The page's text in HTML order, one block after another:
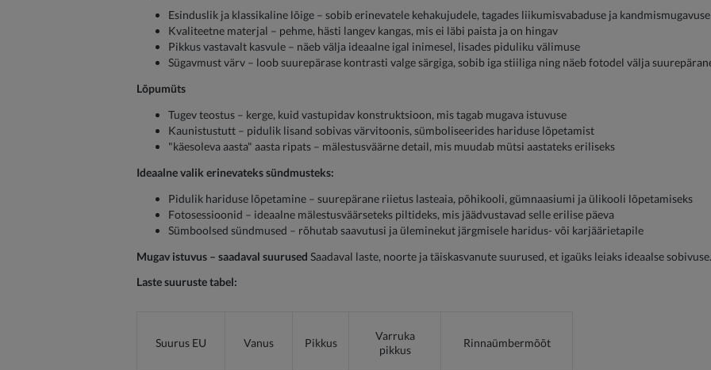
Esinduslik ja klassikaline lõige – sobib erinevatele kehakujudele, tagades liikumisvabaduse ja kandmismugavuse
Kvaliteetne materjal – pehme, hästi langev kangas, mis ei läbi paista ja on hingav
Pikkus vastavalt kasvule – näeb välja ideaalne igal inimesel, lisades piduliku välimuse
Sügavmust värv – loob suurepärase kontrasti valge särgiga, sobib iga stiiliga ning näeb fotodel välja
Lõpumüts
Tugev teostus – kerge, kuid vastupidav konstruktsioon, mis tagab mugava istuvuse
Kaunistustutt – pidulik lisand sobivas värvitoonis, sümboliseerides hariduse lõpetamist
"käesoleva aasta" aasta ripats – mälestusväärne detail, mis muudab mütsi aastateks eriliseks
Ideaalne valik erinevateks sündmusteks:
Pidulik hariduse lõpetamine – suurepärane riietus lasteaia, põhikooli, gümnaasiumi ja ülikooli lõpetamiseks
Fotosessioonid – ideaalne mälestusväärseteks piltideks, mis jäädvustavad selle erilise päeva
Sümboolsed sündmused – rõhutab saavutusi ja üleminekut järgmisele haridus- või karjäärietapile
Mugav istuvus – saadaval suurused Saadaval laste, noorte ja täiskasvanute suurused, et igaüks leiaks ideaalse sobivuse.
Laste suuruste tabel:
Suurus EU Vanus Pikkus
Varruka
pikkus
Rinnaümbermõõt